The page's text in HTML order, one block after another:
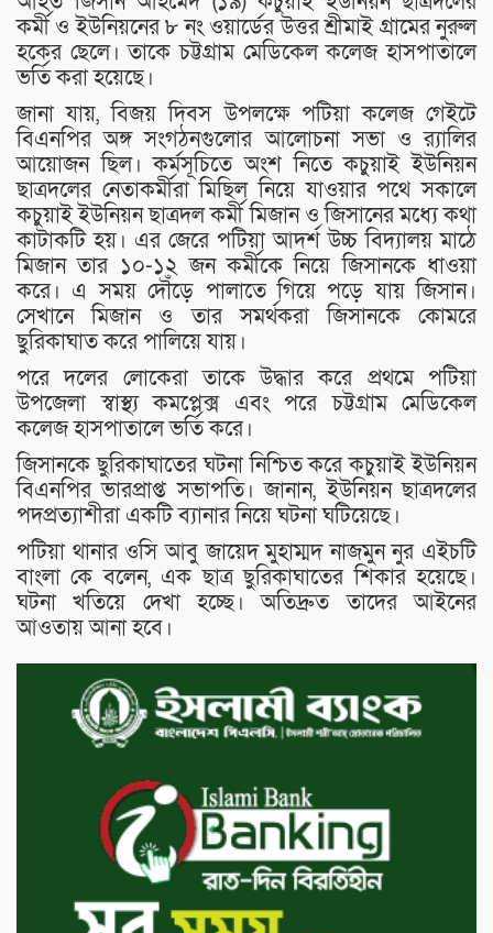
কর্মী ও ইউনিয়নের ৮ নং ওয়ার্ডের উত্তর শ্রীমাই গ্রামের নুরুল
হকের ছেলে। তাকে চট্টগ্রাম মেডিকেল কলেজ হাসপাতালে
ভর্তি করা হয়েছে।
জানা যায়, বিজয় দিবস উপলক্ষে পটিয়া কলেজ গেইটে
বিএনপির অঙ্গ সংগঠনগুলোর আলোচনা সভা ও র‌্যালির
আয়োজন ছিল। কর্মসূচিতে অংশ নিতে কচুয়াই ইউনিয়ন
ছাত্রদলের নেতাকর্মীরা মিছিল নিয়ে যাওয়ার পথে সকালে
কচুয়াই ইউনিয়ন ছাত্রদল কর্মী মিজান ও জিসানের মধ্যে কথা
কাটাকটি হয়। এর জেরে পটিয়া আদর্শ উচ্চ বিদ্যালয় মাঠে
মিজান তার ১০-১২ জন কর্মীকে নিয়ে জিসানকে ধাওয়া
করে। এ সময় দৌঁড়ে পালাতে গিয়ে পড়ে যায় জিসান।
সেখানে মিজান ও তার সমর্থকরা জিসানকে কোমরে
ছুরিকাঘাত করে পালিয়ে যায়।
পরে দলের লোকেরা তাকে উদ্ধার করে প্রথমে পটিয়া
উপজেলা স্বাস্থ্য কমপ্লেক্স এবং পরে চট্টগ্রাম মেডিকেল
কলেজ হাসপাতালে ভর্তি করে।
জিসানকে ছুরিকাঘাতের ঘটনা নিশ্চিত করে কচুয়াই ইউনিয়ন
বিএনপির ভারপ্রাপ্ত সভাপতি। জানান, ইউনিয়ন ছাত্রদলের
পদপ্রত্যাশীরা একটি ব্যানার নিয়ে ঘটনা ঘটিয়েছে।
পটিয়া থানার ওসি আবু জায়েদ মুহাম্মদ নাজমুন নুর এইচটি
বাংলা কে বলেন, এক ছাত্র ছুরিকাঘাতের শিকার হয়েছে।
ঘটনা খতিয়ে দেখা হচ্ছে। অতিদ্রুত তাদের আইনের
আওতায় আনা হবে।